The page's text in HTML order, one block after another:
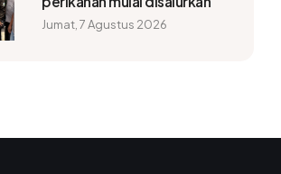
Jumat, 7 Agustus 2026